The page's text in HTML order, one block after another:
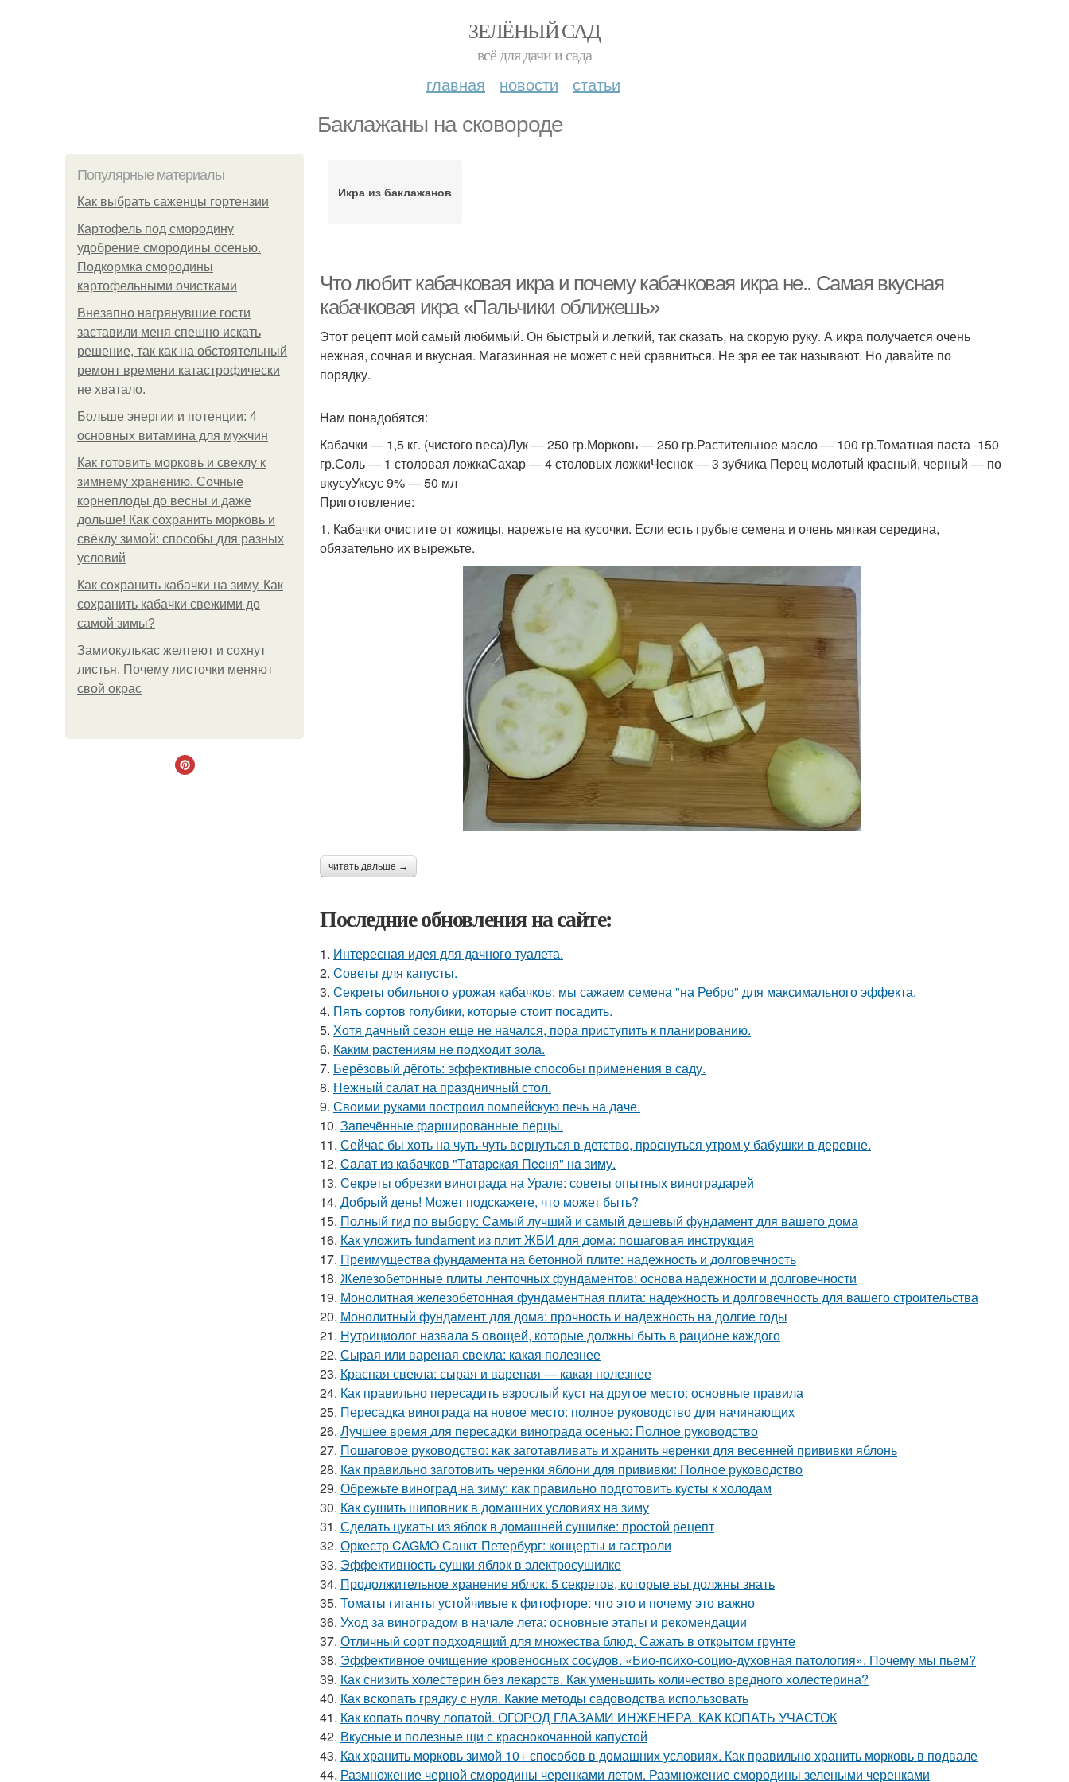
ЗЕЛЁНЫЙ САД
всё для дачи и сада
главная новости статьи
Баклажаны на сковороде
Популярные материалы
Как выбрать саженцы гортензии
Картофель под смородину
удобрение смородины осенью.
Подкормка смородины
картофельными очистками
Внезапно нагрянувшие гости
заставили меня спешно искать
решение, так как на обстоятельный
ремонт времени катастрофически
не хватало.
Больше энергии и потенции: 4
основных витамина для мужчин
Как готовить морковь и свеклу к
зимнему хранению. Сочные
корнеплоды до весны и даже
дольше! Как сохранить морковь и
свёклу зимой: способы для разных
условий
Как сохранить кабачки на зиму. Как
сохранить кабачки свежими до
самой зимы?
Замиокулькас желтеют и сохнут
листья. Почему листочки меняют
свой окрас
Икра из баклажанов
Что любит кабачковая икра и почему кабачковая икра не.. Самая вкусная
кабачковая икра «Пальчики оближешь»
Этот рецепт мой самый любимый. Он быстрый и легкий, так сказать, на скорую руку. А икра получается очень
нежная, сочная и вкусная. Магазинная не может с ней сравниться. Не зря ее так называют. Но давайте по
порядку.
Нам понадобятся:
Кабачки — 1,5 кг. (чистого веса)Лук — 250 гр.Морковь — 250 гр.Растительное масло — 100 гр.Томатная паста -150
гр.Соль — 1 столовая ложкаСахар — 4 столовых ложкиЧеснок — 3 зубчика Перец молотый красный, черный — по
вкусуУксус 9% — 50 мл
Приготовление:
1. Кабачки очистите от кожицы, нарежьте на кусочки. Если есть грубые семена и очень мягкая середина,
обязательно их вырежьте.
читать дальше →
Последние обновления на сайте:
1. Интересная идея для дачного туалета.
2. Советы для капусты.
3. Секреты обильного урожая кабачков: мы сажаем семена "на Ребро" для максимального эффекта.
4. Пять сортов голубики, которые стоит посадить.
5. Хотя дачный сезон еще не начался, пора приступить к планированию.
6. Каким растениям не подходит зола.
7. Берёзовый дёготь: эффективные способы применения в саду.
8. Нежный салат на праздничный стол.
9. Своими руками построил помпейскую печь на даче.
10. Запечённые фаршированные перцы.
11. Сейчас бы хоть на чуть-чуть вернуться в детство, проснуться утром у бабушки в деревне.
12. Caлaт из кaбaчкoв "Тaтapcкaя Пecня" нa зиму.
13. Секреты обрезки винограда на Урале: советы опытных виноградарей
14. Добрый день! Может подскажете, что может быть?
15. Полный гид по выбору: Самый лучший и самый дешевый фундамент для вашего дома
16. Как уложить fundament из плит ЖБИ для дома: пошаговая инструкция
17. Преимущества фундамента на бетонной плите: надежность и долговечность
18. Железобетонные плиты ленточных фундаментов: основа надежности и долговечности
19. Монолитная железобетонная фундаментная плита: надежность и долговечность для вашего строительства
20. Монолитный фундамент для дома: прочность и надежность на долгие годы
21. Нутрициолог назвала 5 овощей, которые должны быть в рационе каждого
22. Сырая или вареная свекла: какая полезнее
23. Красная свекла: сырая и вареная — какая полезнее
24. Как правильно пересадить взрослый куст на другое место: основные правила
25. Пересадка винограда на новое место: полное руководство для начинающих
26. Лучшее время для пересадки винограда осенью: Полное руководство
27. Пошаговое руководство: как заготавливать и хранить черенки для весенней прививки яблонь
28. Как правильно заготовить черенки яблони для прививки: Полное руководство
29. Обрежьте виноград на зиму: как правильно подготовить кусты к холодам
30. Как сушить шиповник в домашних условиях на зиму
31. Сделать цукаты из яблок в домашней сушилке: простой рецепт
32. Оркестр CAGMO Санкт-Петербург: концерты и гастроли
33. Эффективность сушки яблок в электросушилке
34. Продолжительное хранение яблок: 5 секретов, которые вы должны знать
35. Томаты гиганты устойчивые к фитофторе: что это и почему это важно
36. Уход за виноградом в начале лета: основные этапы и рекомендации
37. Отличный сорт подходящий для множества блюд. Сажать в открытом грунте
38. Эффективное очищение кровеносных сосудов. «Био-психо-социо-духовная патология». Почему мы пьем?
39. Как снизить холестерин без лекарств. Как уменьшить количество вредного холестерина?
40. Как вскопать грядку с нуля. Какие методы садоводства использовать
41. Как копать почву лопатой. ОГОРОД ГЛАЗАМИ ИНЖЕНЕРА. КАК КОПАТЬ УЧАСТОК
42. Вкусные и полезные щи с краснокочанной капустой
43. Как хранить морковь зимой 10+ способов в домашних условиях. Как правильно хранить морковь в подвале
44. Размножение черной смородины черенками летом. Размножение смородины зелеными черенками